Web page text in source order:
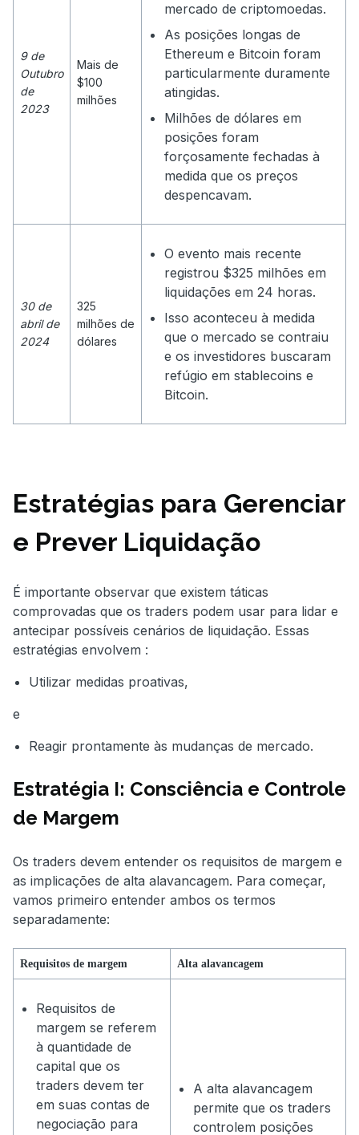
9 de
Outubro
de
2023
Mais de
$100
milhões
mercado de criptomoedas.
As posições longas de
Ethereum e Bitcoin foram
particularmente duramente
atingidas.
Milhões de dólares em
posições foram
forçosamente fechadas à
medida que os preços
despencavam.
30 de
abril de
2024
325
milhões de
dólares
O evento mais recente
registrou $325 milhões em
liquidações em 24 horas.
Isso aconteceu à medida
que o mercado se contraiu
e os investidores buscaram
refúgio em stablecoins e
Bitcoin.
Estratégias para Gerenciar
e Prever Liquidação
É importante observar que existem táticas
comprovadas que os traders podem usar para lidar e
antecipar possíveis cenários de liquidação. Essas
estratégias envolvem :
Utilizar medidas proativas,
e
Reagir prontamente às mudanças de mercado.
Estratégia I: Consciência e Controle
de Margem
Os traders devem entender os requisitos de margem e
as implicações de alta alavancagem. Para começar,
vamos primeiro entender ambos os termos
separadamente:
Requisitos de margem Alta alavancagem
Requisitos de
margem se referem
à quantidade de
capital que os
traders devem ter
em suas contas de
negociação para
A alta alavancagem
permite que os traders
controlem posições